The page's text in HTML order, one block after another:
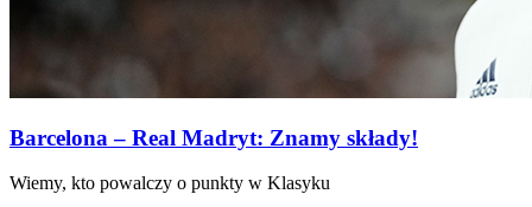
Barcelona – Real Madryt: Znamy składy!
Wiemy, kto powalczy o punkty w Klasyku